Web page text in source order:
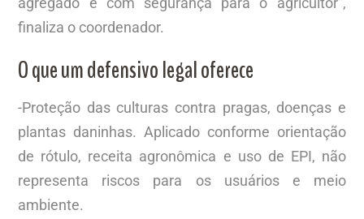
finaliza o coordenador.
O que um defensivo legal oferece
-Proteção das culturas contra pragas, doenças e
plantas daninhas. Aplicado conforme orientação
de rótulo, receita agronômica e uso de EPI, não
representa riscos para os usuários e meio
ambiente.